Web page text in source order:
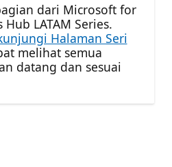
dari Microsoft for
LATAM Series.
Halaman Seri
melihat semua
datang dan sesuai